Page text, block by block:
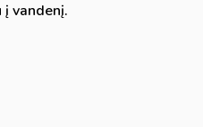
į vandenį.